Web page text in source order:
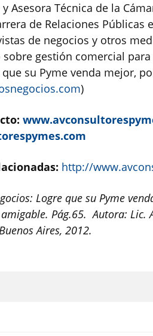
Asesora Técnica de la
de Relaciones
de negocios y otros
gestión comercial
su Pyme venda mejor,
)
http://
Logre que su Pyme
Pág.65. Autora: Lic.
Aires, 2012.